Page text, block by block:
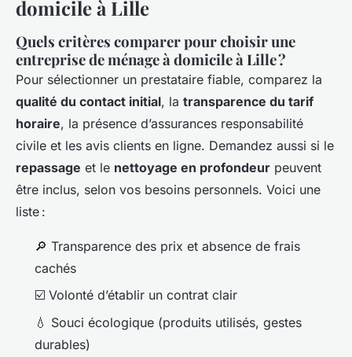
domicile à Lille
Quels critères comparer pour choisir une
entreprise de ménage à domicile à Lille ?
Pour sélectionner un prestataire fiable, comparez la
qualité du contact initial, la transparence du tarif
horaire, la présence d’assurances responsabilité
civile et les avis clients en ligne. Demandez aussi si le
repassage et le nettoyage en profondeur peuvent
être inclus, selon vos besoins personnels. Voici une
liste :
🔎 Transparence des prix et absence de frais
cachés
☑️ Volonté d’établir un contrat clair
💧 Souci écologique (produits utilisés, gestes
durables)